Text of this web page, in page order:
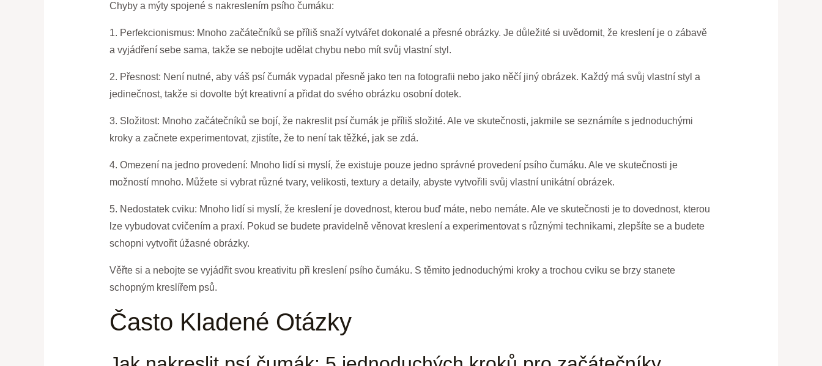
Chyby a mýty spojené s nakreslením psího čumáku:
1. Perfekcionismus: Mnoho začátečníků se příliš snaží vytvářet dokonalé a přesné obrázky. Je důležité si uvědomit, že kreslení je o zábavě
a vyjádření sebe sama, takže se nebojte udělat chybu nebo mít svůj vlastní styl.
2. Přesnost: Není nutné, aby váš psí čumák vypadal přesně jako ten na fotografii nebo jako něčí jiný obrázek. Každý má svůj vlastní styl a
jedinečnost, takže si dovolte být kreativní a přidat do svého obrázku osobní dotek.
3. Složitost: Mnoho začátečníků se bojí, že nakreslit psí čumák je příliš složité. Ale ve skutečnosti, jakmile se seznámíte s jednoduchými
kroky a začnete experimentovat, zjistíte, že to není tak těžké, jak se zdá.
4. Omezení na jedno provedení: Mnoho lidí si myslí, že existuje pouze jedno správné provedení psího čumáku. Ale ve skutečnosti je
možností mnoho. Můžete si vybrat různé tvary, velikosti, textury a detaily, abyste vytvořili svůj vlastní unikátní obrázek.
5. Nedostatek cviku: Mnoho lidí si myslí, že kreslení je dovednost, kterou buď máte, nebo nemáte. Ale ve skutečnosti je to dovednost, kterou
lze vybudovat cvičením a praxí. Pokud se budete pravidelně věnovat kreslení a experimentovat s různými technikami, zlepšíte se a budete
schopni vytvořit úžasné obrázky.
Věřte si a nebojte se vyjádřit svou kreativitu při kreslení psího čumáku. S těmito jednoduchými kroky a trochou cviku se brzy stanete
schopným kreslířem psů.
Často Kladené Otázky